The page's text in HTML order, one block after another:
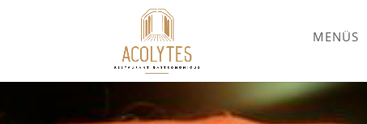
MENÜS